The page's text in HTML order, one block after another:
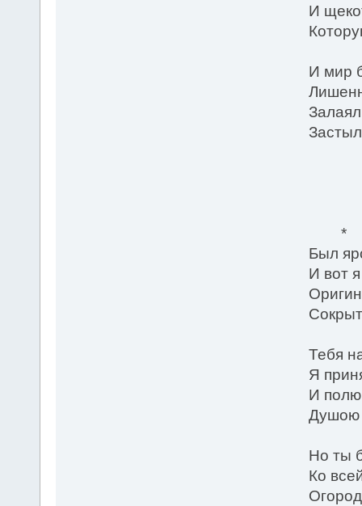
И
И мир
*
Был
И вот
Тебя
Я
И
Душою
Но ты
Ко